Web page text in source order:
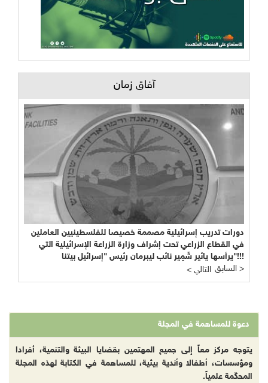
آفاق زمان
دورات تدريب إسرائيلية مصممة خصيصا للفلسطينيين العاملين
في القطاع الزراعي تحت إشراف وزارة الزراعة الإسرائيلية التي
يرأسها يائير شَمِير نائب ليبرمان رئيس "إسرائيل بيتنا"!!!
< التالي
السابق >
دعوة للمساهمة في المجلة
يتوجه مركز معاً إلى جميع المهتمين بقضايا البيئة والتنمية، أفرادا
ومؤسسات، أطفالا وأندية بيئية، للمساهمة في الكتابة لهذه المجلة
المحكّمة علمياً.